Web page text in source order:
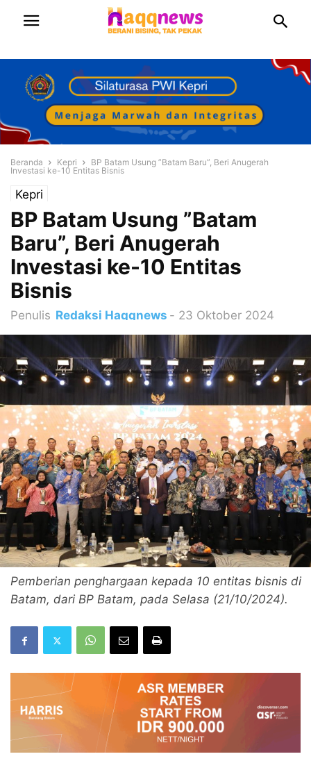
Beranda Kepri
BP Batam Usung ”Batam Baru”, Beri Anugerah
Investasi ke-10 Entitas Bisnis
Kepri
BP Batam Usung ”Batam
Baru”, Beri Anugerah
Investasi ke-10 Entitas
Bisnis
Penulis Redaksi Haqqnews - 23 Oktober 2024
Pemberian penghargaan kepada 10 entitas bisnis di
Batam, dari BP Batam, pada Selasa (21/10/2024).